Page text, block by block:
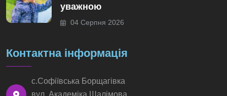
уважною
04 Серпня 2026
Контактна інформація
с.Софіївська Борщагівка